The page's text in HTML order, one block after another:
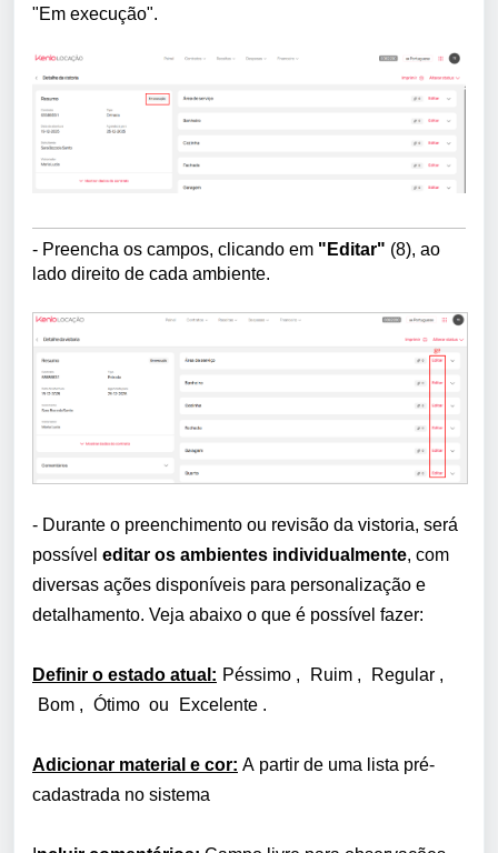
"Em execução".
- Preencha os campos, clicando em "Editar" (8), ao
lado direito de cada ambiente.
- Durante o preenchimento ou revisão da vistoria, será
possível editar os ambientes individualmente, com
diversas ações disponíveis para personalização e
detalhamento. Veja abaixo o que é possível fazer:
Definir o estado atual: Péssimo , Ruim , Regular ,
Bom , Ótimo ou Excelente .
Adicionar material e cor: A partir de uma lista pré-
cadastrada no sistema